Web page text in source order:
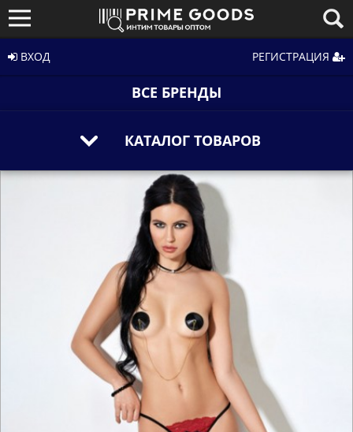
ВХОД РЕГИСТРАЦИЯ
ВСЕ БРЕНДЫ
КАТАЛОГ ТОВАРОВ